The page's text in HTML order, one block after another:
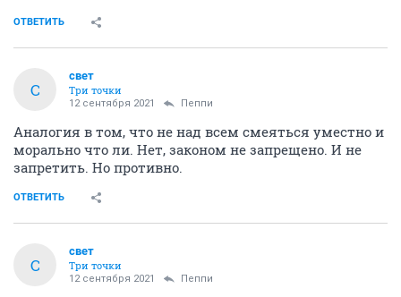
ОТВЕТИТЬ
С
свет
Три точки
12 сентября 2021 Пeппи
Аналогия в том, что не над всем смеяться уместно и
морально что ли. Нет, законом не запрещено. И не
запретить. Но противно.
ОТВЕТИТЬ
С
свет
Три точки
12 сентября 2021 Пeппи